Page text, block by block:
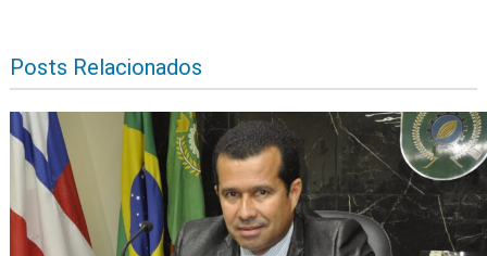
Posts Relacionados